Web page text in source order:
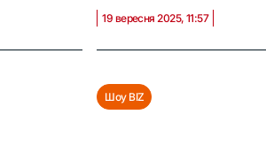
19 вересня 2025, 11:57
Шоу BIZ